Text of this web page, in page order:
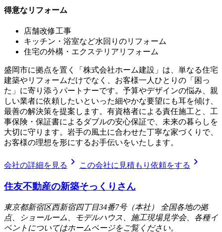
得意なリフォーム
店舗改修工事
キッチン・浴室など水回りのリフォーム
住宅の外構・エクステリアリフォーム
盛岡市に拠点を置く「株式会社ホーム建設」は、単なる住宅
建築やリフォームだけでなく、お客様一人ひとりの「困っ
た」に寄り添うパートナーです。予算やデザインの悩み、親
しい業者に依頼したいといった細やかな要望にも耳を傾け、
最善の解決策を提案します。有資格者による責任施工と、工
事保険・保証書によるダブルの安心保証で、未来の暮らしを
大切に守ります。岩手の風土に合わせた丁寧な家づくりで、
お客様の理想を形にするお手伝いをいたします。
会社の詳細を見る chevron_right この会社に見積もり依頼をする chevron_right
住友不動産の新築そっくりさん
東京都新宿区西新宿四丁目34番7号（本社） 全国各地の拠
点、ショールーム、モデルハウス、施工現場見学会、各種イ
ベントについてはホームページをご覧ください。